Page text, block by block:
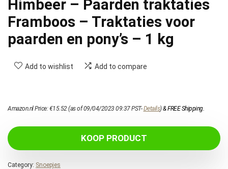
Himbeer – Paarden traktaties
Framboos – Traktaties voor
paarden en pony’s – 1 kg
Add to wishlist Add to compare
Amazon.nl Price:€15.52 (as of 09/04/2023 09:37 PST-Details)&FREE Shipping.
KOOP PRODUCT
Category: Snoepjes